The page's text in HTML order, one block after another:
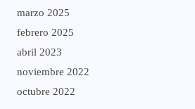
marzo 2025
febrero 2025
abril 2023
noviembre 2022
octubre 2022